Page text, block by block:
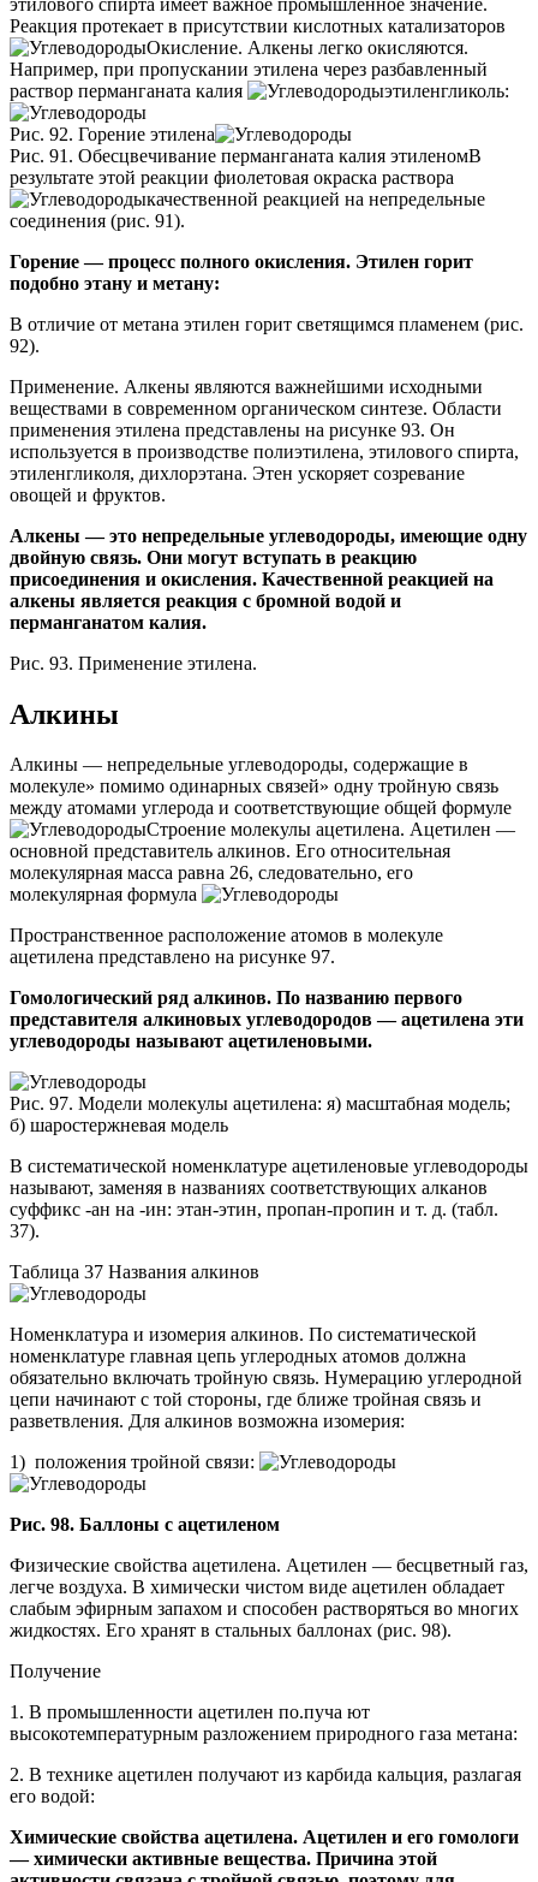
Реакция протекает в присутствии кислотных катализаторов
Окисление. Алкены легко окисляются.
Например, при пропускании этилена через разбавленный
раствор перманганата калия
этиленгликоль:
Рис. 92. Горение этилена
Рис. 91. Обесцвечивание перманганата калия этиленомВ
результате этой реакции фиолетовая окраска раствора
качественной реакцией на непредельные
соединения (рис. 91).
Горение — процесс полного окисления. Этилен горит
подобно этану и метану:
В отличие от метана этилен горит светящимся пламенем (рис.
92).
Применение. Алкены являются важнейшими исходными
веществами в современном органическом синтезе. Области
применения этилена представлены на рисунке 93. Он
используется в производстве полиэтилена, этилового спирта,
этиленгликоля, дихлорэтана. Этен ускоряет созревание
овощей и фруктов.
Алкены — это непредельные углеводороды, имеющие одну
двойную связь. Они могут вступать в реакцию
присоединения и окисления. Качественной реакцией на
алкены является реакция с бромной водой и
перманганатом калия.
Рис. 93. Применение этилена.
Алкины
Алкины — непредельные углеводороды, содержащие в
молекуле» помимо одинарных связей» одну тройную связь
между атомами углерода и соответствующие общей формуле
Строение молекулы ацетилена. Ацетилен —
основной представитель алкинов. Его относительная
молекулярная масса равна 26, следовательно, его
молекулярная формула
Пространственное расположение атомов в молекуле
ацетилена представлено на рисунке 97.
Гомологический ряд алкинов. По названию первого
представителя алкиновых углеводородов — ацетилена эти
углеводороды называют ацетиленовыми.
Рис. 97. Модели молекулы ацетилена: я) масштабная модель;
б) шаростержневая модель
В систематической номенклатуре ацетиленовые углеводороды
называют, заменяя в названиях соответствующих алканов
суффикс -ан на -ин: этан-этин, пропан-пропин и т. д. (табл.
37).
Таблица 37 Названия алкинов
Номенклатура и изомерия алкинов. По систематической
номенклатуре главная цепь углеродных атомов должна
обязательно включать тройную связь. Нумерацию углеродной
цепи начинают с той стороны, где ближе тройная связь и
разветвления. Для алкинов возможна изомерия:
1) положения тройной связи:
Рис. 98. Баллоны с ацетиленом
Физические свойства ацетилена. Ацетилен — бесцветный газ,
легче воздуха. В химически чистом виде ацетилен обладает
слабым эфирным запахом и способен растворяться во многих
жидкостях. Его хранят в стальных баллонах (рис. 98).
Получение
1. В промышленности ацетилен по.пуча ют
высокотемпературным разложением природного газа метана:
2. В технике ацетилен получают из карбида кальция, разлагая
его водой:
Химические свойства ацетилена. Ацетилен и его гомологи
— химически активные вещества. Причина этой